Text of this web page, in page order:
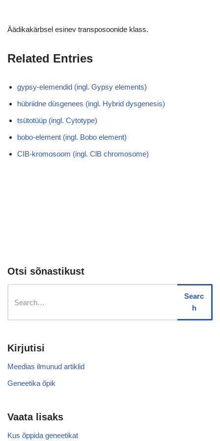
Äädikakärbsel esinev transposoonide klass.
Related Entries
gypsy-elemendid (ingl. Gypsy elements)
hübriidne düsgenees (ingl. Hybrid dysgenesis)
tsütotüüp (ingl. Cytotype)
bobo-element (ingl. Bobo element)
CIB-kromosoom (ingl. ClB chromosome)
Otsi sõnastikust
Searc
h
Kirjutisi
Meedias ilmunud artiklid
Geneetika õpik
Vaata lisaks
Kus õppida geneetikat